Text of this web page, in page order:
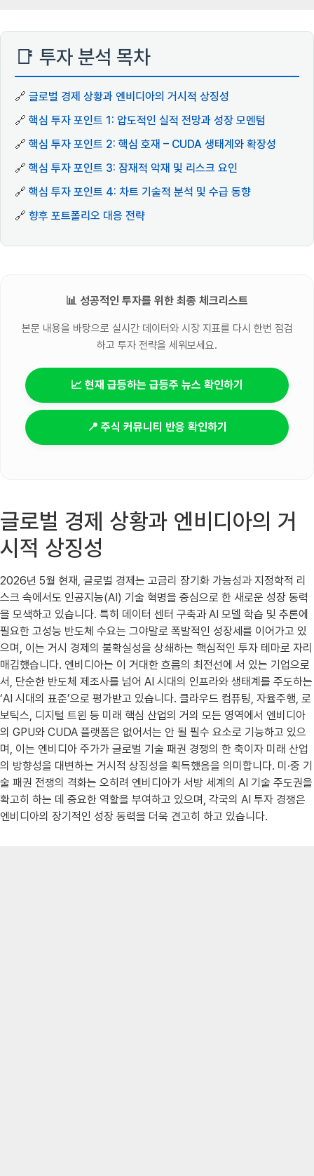
📑 투자 분석 목차
🔗 글로벌 경제 상황과 엔비디아의 거시적 상징성
🔗 핵심 투자 포인트 1: 압도적인 실적 전망과 성장 모멘텀
🔗 핵심 투자 포인트 2: 핵심 호재 – CUDA 생태계와 확장성
🔗 핵심 투자 포인트 3: 잠재적 악재 및 리스크 요인
🔗 핵심 투자 포인트 4: 차트 기술적 분석 및 수급 동향
🔗 향후 포트폴리오 대응 전략
📊 성공적인 투자를 위한 최종 체크리스트
본문 내용을 바탕으로 실시간 데이터와 시장 지표를 다시 한번 점검
하고 투자 전략을 세워보세요.
📈 현재 급등하는 급등주 뉴스 확인하기
📍 주식 커뮤니티 반응 확인하기
글로벌 경제 상황과 엔비디아의 거
시적 상징성
2026년 5월 현재, 글로벌 경제는 고금리 장기화 가능성과 지정학적 리
스크 속에서도 인공지능(AI) 기술 혁명을 중심으로 한 새로운 성장 동력
을 모색하고 있습니다. 특히 데이터 센터 구축과 AI 모델 학습 및 추론에
필요한 고성능 반도체 수요는 그야말로 폭발적인 성장세를 이어가고 있
으며, 이는 거시 경제의 불확실성을 상쇄하는 핵심적인 투자 테마로 자리
매김했습니다. 엔비디아는 이 거대한 흐름의 최전선에 서 있는 기업으로
서, 단순한 반도체 제조사를 넘어 AI 시대의 인프라와 생태계를 주도하는
‘AI 시대의 표준’으로 평가받고 있습니다. 클라우드 컴퓨팅, 자율주행, 로
보틱스, 디지털 트윈 등 미래 핵심 산업의 거의 모든 영역에서 엔비디아
의 GPU와 CUDA 플랫폼은 없어서는 안 될 필수 요소로 기능하고 있으
며, 이는 엔비디아 주가가 글로벌 기술 패권 경쟁의 한 축이자 미래 산업
의 방향성을 대변하는 거시적 상징성을 획득했음을 의미합니다. 미·중 기
술 패권 전쟁의 격화는 오히려 엔비디아가 서방 세계의 AI 기술 주도권을
확고히 하는 데 중요한 역할을 부여하고 있으며, 각국의 AI 투자 경쟁은
엔비디아의 장기적인 성장 동력을 더욱 견고히 하고 있습니다.